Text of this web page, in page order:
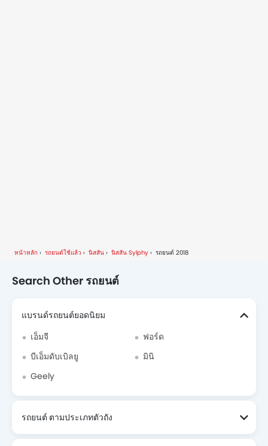
หน้าหลัก รถยนต์ใช้แล้ว นิสสัน นิสสัน Sylphy รถยนต์ 2018
Search Other รถยนต์
แบรนด์รถยนต์ยอดนิยม
เอ็มจี
ฟอร์ด
บีเอ็มดับเบิลยู
มินิ
Geely
รถยนต์ ตามประเภทตัวถัง